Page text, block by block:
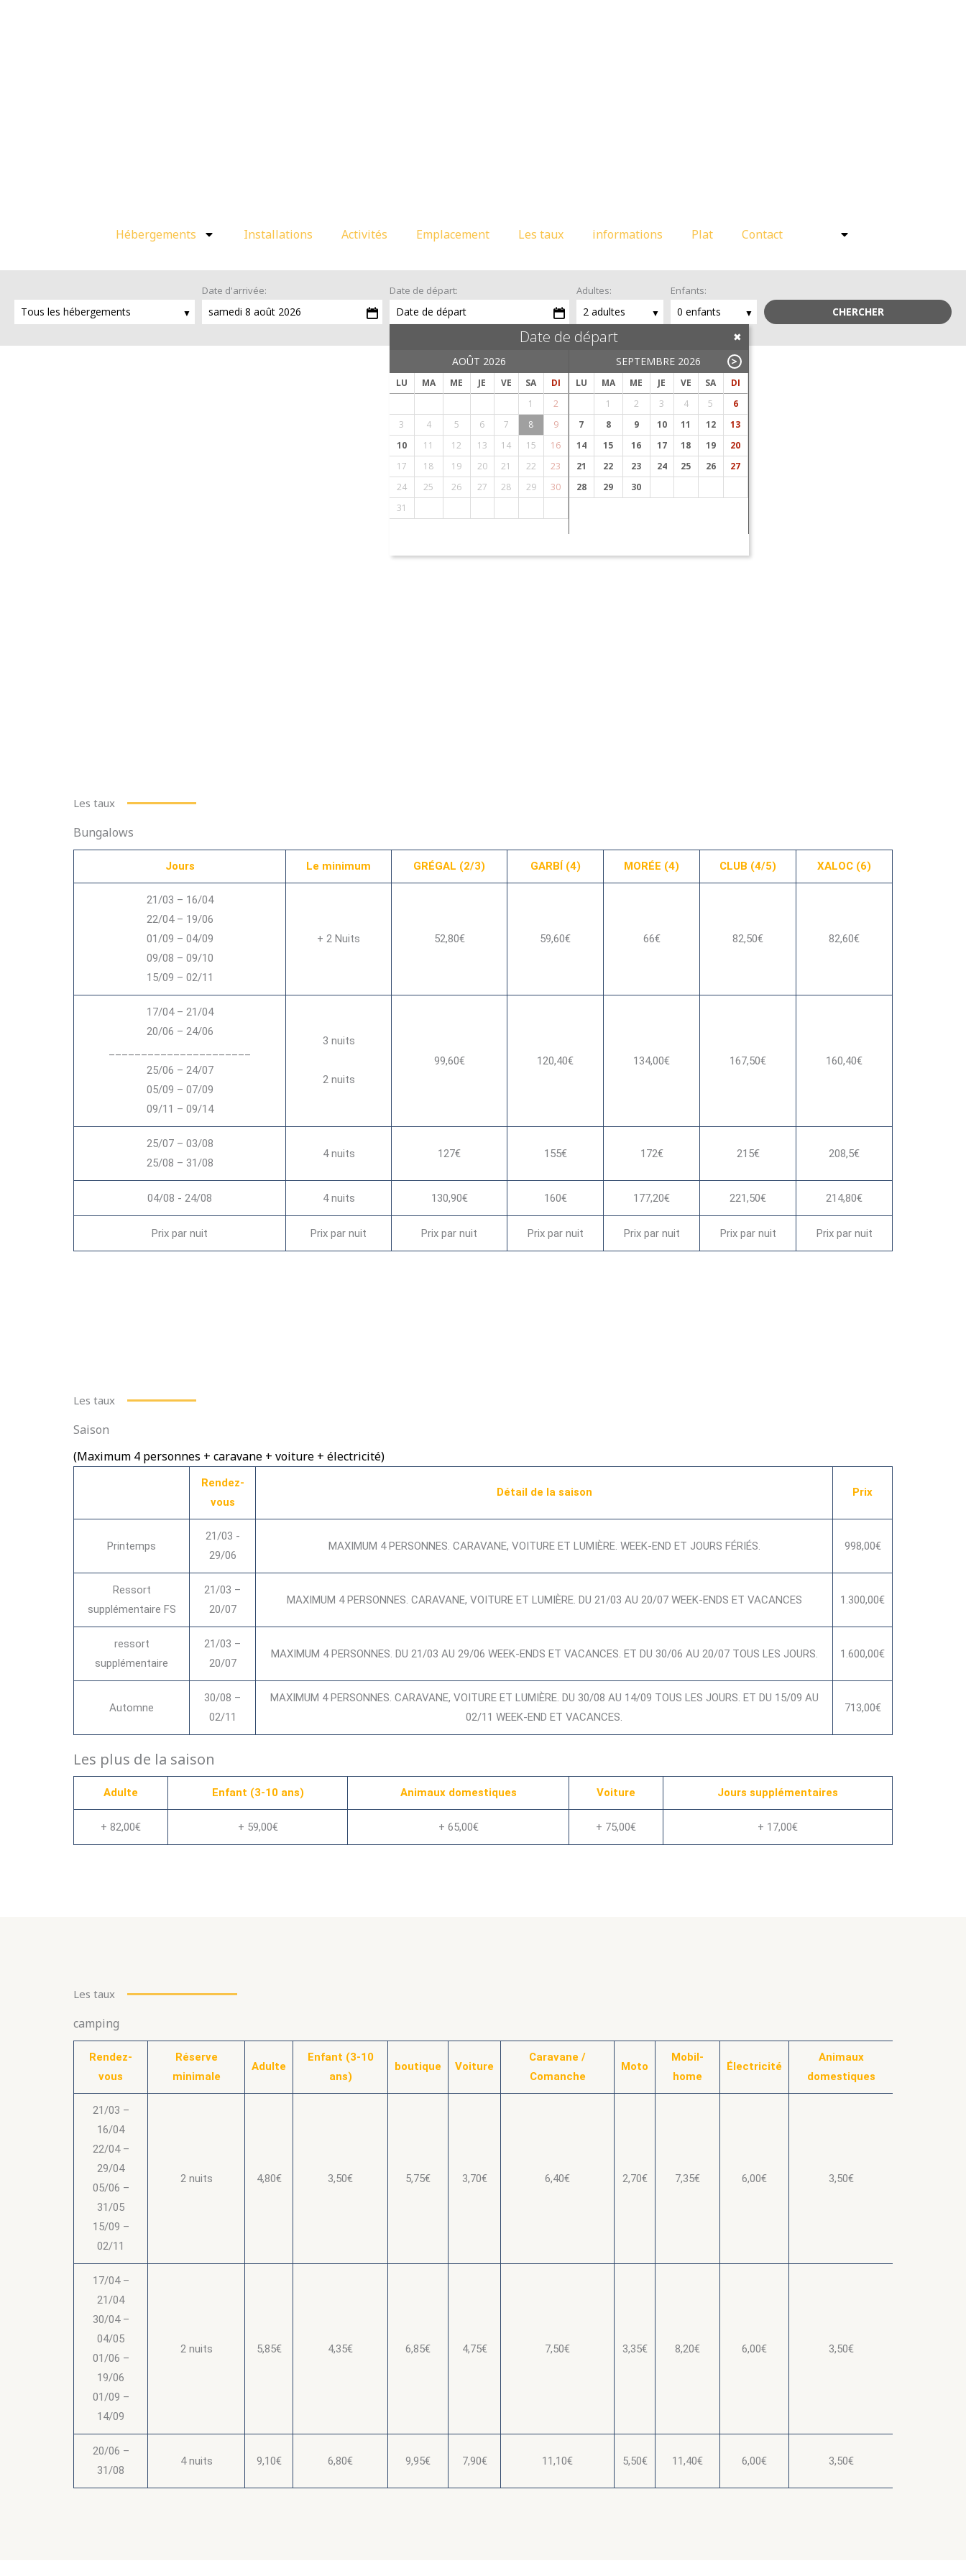
Hébergements Installations Activités Emplacement Les taux informations Plat Contact
Tous les hébergements
Date d'arrivée:
samedi 8 août 2026
Date de départ:
Date de départ
Date de départ
>
AOÛT 2026
LU MA ME JE VE SA
DI
1
2
3
4 5 6 7 8
9
10
11 12 13 14 15
16
17
18 19 20 21 22
23
24
25 26 27 28 29
30
31
SEPTEMBRE 2026
LU MA ME JE VE SA
DI
1
2 3 4 5
6
7
8 9 10 11 12
13
14
15 16 17 18 19
20
21
22 23 24 25 26
27
28
29 30
Adultes:
2 adultes
Enfants:
0 enfants CHERCHER
Les taux
Bungalows
Jours Le minimum GRÉGAL (2/3) GARBÍ (4) MORÉE (4) CLUB (4/5) XALOC (6)
21/03 – 16/04
22/04 – 19/06
01/09 – 04/09
09/08 – 09/10
15/09 – 02/11
+ 2 Nuits 52,80€ 59,60€ 66€ 82,50€ 82,60€
17/04 – 21/04
20/06 – 24/06
25/06 – 24/07
05/09 – 07/09
09/11 – 09/14
3 nuits
2 nuits
99,60€ 120,40€ 134,00€ 167,50€ 160,40€
25/07 – 03/08
25/08 – 31/08
4 nuits 127€ 155€ 172€ 215€ 208,5€
04/08 - 24/08 4 nuits 130,90€ 160€ 177,20€ 221,50€ 214,80€
Prix par nuit Prix par nuit Prix par nuit Prix par nuit Prix par nuit Prix par nuit Prix par nuit
Les taux
Saison
(Maximum 4 personnes + caravane + voiture + électricité)
Rendez-
vous
Détail de la saison Prix
Printemps
21/03 -
29/06
MAXIMUM 4 PERSONNES. CARAVANE, VOITURE ET LUMIÈRE. WEEK-END ET JOURS FÉRIÉS. 998,00€
Ressort
supplémentaire FS
21/03 –
20/07
MAXIMUM 4 PERSONNES. CARAVANE, VOITURE ET LUMIÈRE. DU 21/03 AU 20/07 WEEK-ENDS ET VACANCES 1.300,00€
ressort
supplémentaire
21/03 –
20/07
MAXIMUM 4 PERSONNES. DU 21/03 AU 29/06 WEEK-ENDS ET VACANCES. ET DU 30/06 AU 20/07 TOUS LES JOURS. 1.600,00€
Automne
30/08 –
02/11
MAXIMUM 4 PERSONNES. CARAVANE, VOITURE ET LUMIÈRE. DU 30/08 AU 14/09 TOUS LES JOURS. ET DU 15/09 AU
02/11 WEEK-END ET VACANCES.
713,00€
Les plus de la saison
Adulte Enfant (3-10 ans) Animaux domestiques Voiture Jours supplémentaires
+ 82,00€ + 59,00€ + 65,00€ + 75,00€ + 17,00€
Les taux
camping
Rendez-
vous
Réserve
minimale
Adulte
Enfant (3-10
ans)
boutique Voiture
Caravane /
Comanche
Moto
Mobil-
home
Électricité
Animaux
domestiques
21/03 –
16/04
22/04 –
29/04
05/06 –
31/05
15/09 –
02/11
2 nuits 4,80€ 3,50€ 5,75€ 3,70€ 6,40€ 2,70€ 7,35€ 6,00€ 3,50€
17/04 –
21/04
30/04 –
04/05
01/06 –
19/06
01/09 –
14/09
2 nuits 5,85€ 4,35€ 6,85€ 4,75€ 7,50€ 3,35€ 8,20€ 6,00€ 3,50€
20/06 –
31/08
4 nuits 9,10€ 6,80€ 9,95€ 7,90€ 11,10€ 5,50€ 11,40€ 6,00€ 3,50€